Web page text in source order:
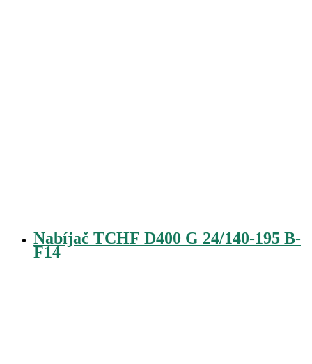
Nabíjač TCHF D400 G 24/140-195 B-
F14